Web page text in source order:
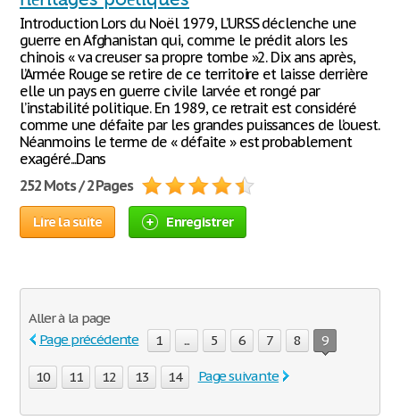
Introduction Lors du Noël 1979, L’URSS déclenche une
guerre en Afghanistan qui, comme le prédit alors les
chinois « va creuser sa propre tombe »2. Dix ans après,
l’Armée Rouge se retire de ce territoire et laisse derrière
elle un pays en guerre civile larvée et rongé par
l’instabilité politique. En 1989, ce retrait est considéré
comme une défaite par les grandes puissances de l’ouest.
Néanmoins le terme de « défaite » est probablement
exagéré...Dans
252 Mots / 2 Pages
Lire la suite Enregistrer
Aller à la page
Page précédente
1 ... 5 6 7 8 9
10 11 12 13 14 Page suivante